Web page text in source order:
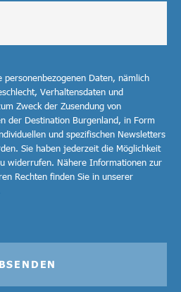
Daten, nämlich
Verhaltensdaten und
Zweck der Zusendung von
der Destination Burgenland, in Form
und spezifischen Newsletters
Sie haben jederzeit die Möglichkeit
widerrufen. Nähere Informationen zur
Rechten finden Sie in unserer